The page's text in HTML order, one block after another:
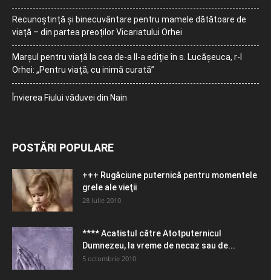
Recunoștință și binecuvântare pentru mamele dătătoare de
viață – din partea preoților Vicariatului Orhei
Marșul pentru viață la cea de-a II-a ediție în s. Lucășeuca, r-l
Orhei: „Pentru viață, cu inimă curată”
Învierea Fiului văduvei din Nain
POSTĂRI POPULARE
+++ Rugăciune puternică pentru momentele
grele ale vieţii
28 iulie 2010
**** Acatistul către Atotputernicul
Dumnezeu, la vreme de necaz sau de...
5 octombrie 2010